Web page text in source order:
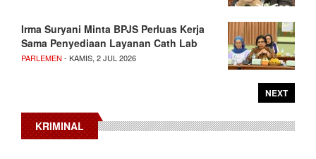
Irma Suryani Minta BPJS Perluas Kerja
Sama Penyediaan Layanan Cath Lab
PARLEMEN - KAMIS, 2 JUL 2026
NEXT
KRIMINAL